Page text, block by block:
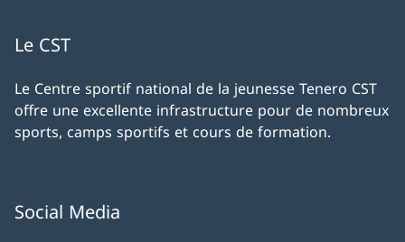
Le CST
Le Centre sportif national de la jeunesse Tenero CST
offre une excellente infrastructure pour de nombreux
sports, camps sportifs et cours de formation.
Social Media